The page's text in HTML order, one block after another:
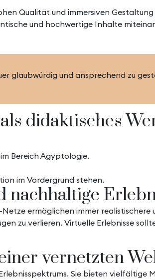
Qualität und immersiven Gestaltung
und hochwertige Inhalte
glaubwürdig und ansprechend zu
didaktisches
Bereich Ägyptologie.
im Vordergrund stehen.
nachhaltige
ermöglichen immer
zu verlieren. Virtuelle Erlebnisse
vernetzten
Sie bieten vielfältige